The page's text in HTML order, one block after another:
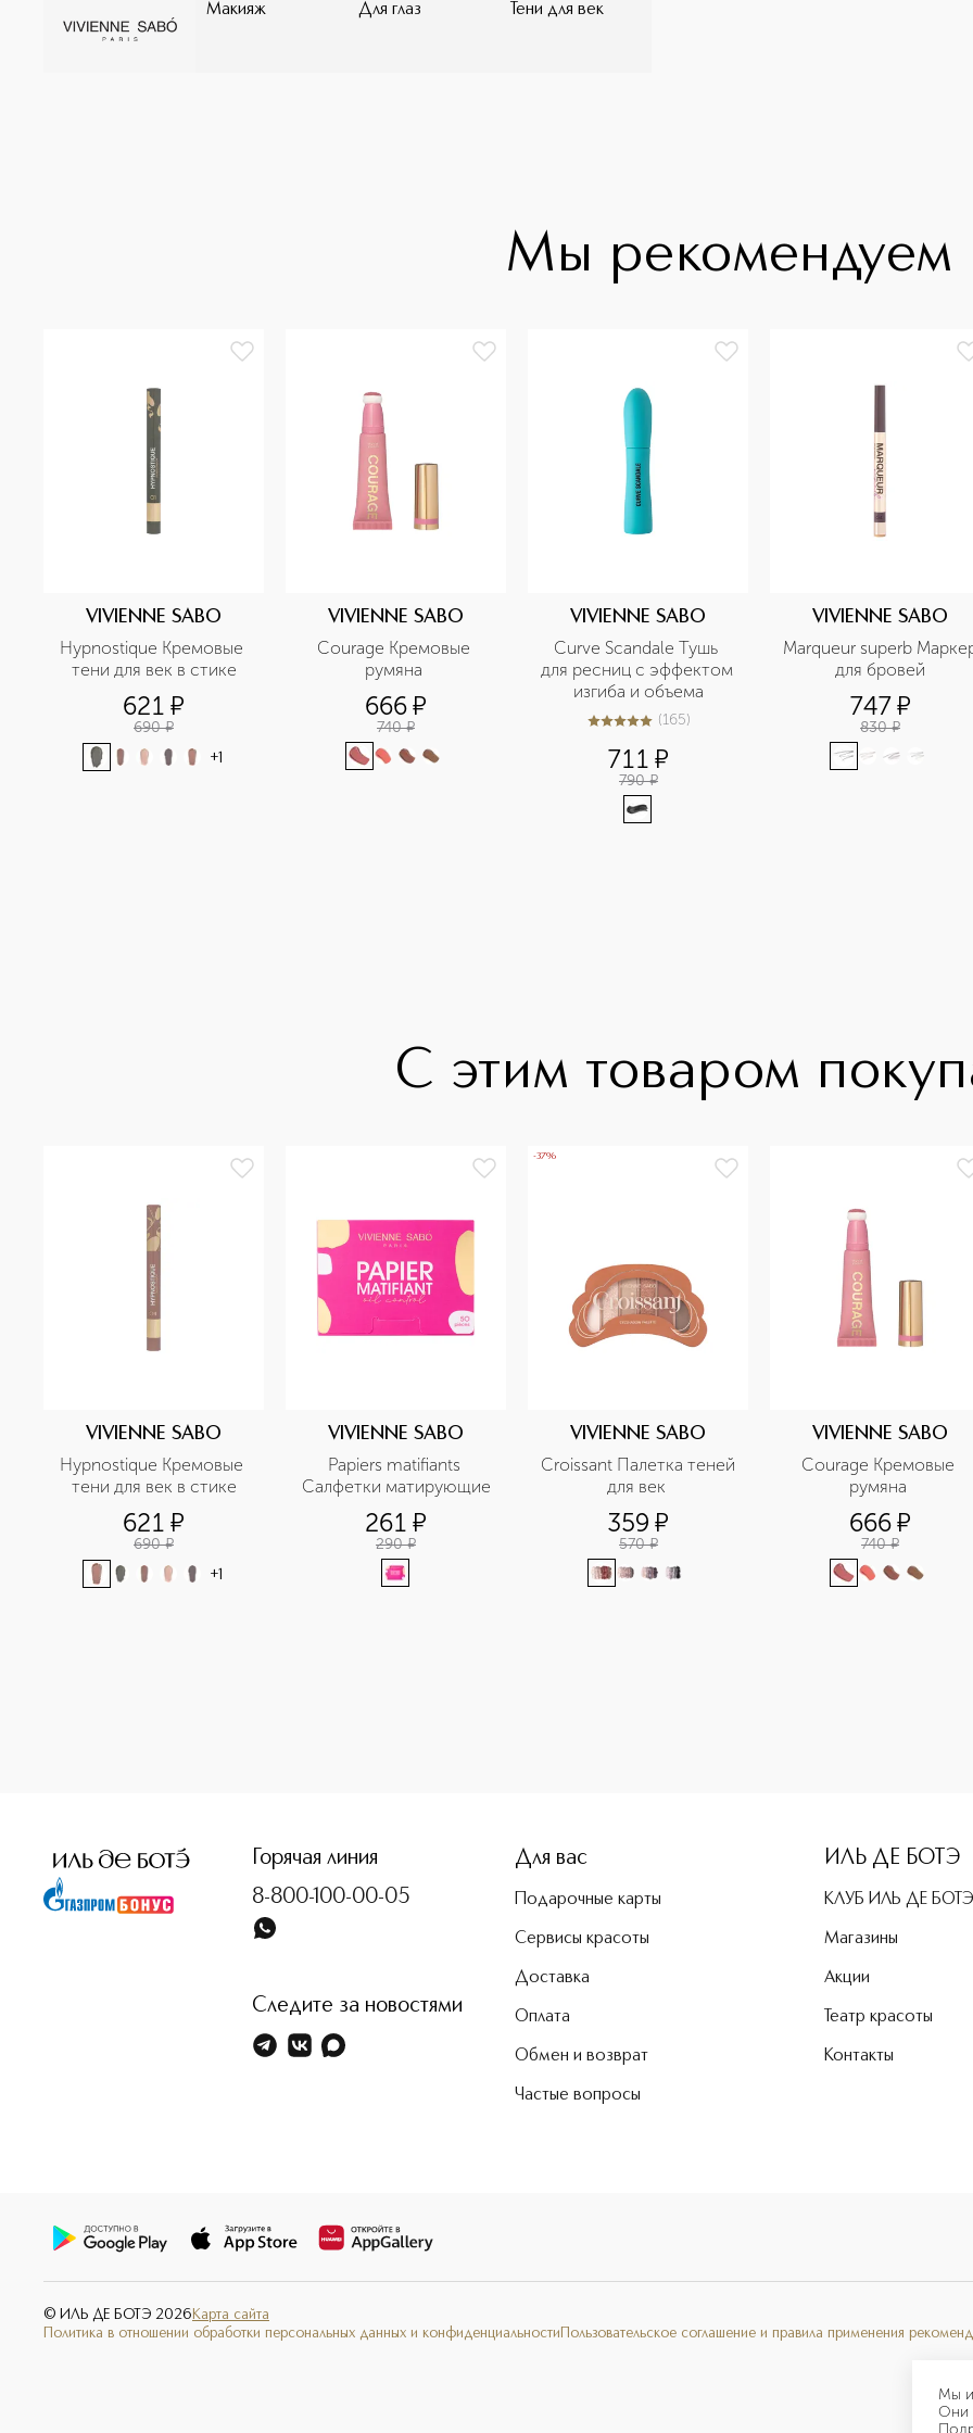
Мы
Они
Макияж Для глаз Тени для век
Мы рекомендуем
VIVIENNE SABO
Hypnostique Кремовые
тени для век в стике
621 ¤
690 ¤
+1
VIVIENNE SABO
Courage Кремовые
666¤
740 ¤
VIVIENNE SABO
Curve Scandale Тушь
для ресниц с эффектом
изгиба и объема
4.9из5165 (165)
711 ¤
790 ¤
VIVIENNE SABO
Marqueur superb
для бровей
747¤
830 ¤
С этим товаром
VIVIENNE SABO
Hypnostique Кремовые
тени для век в стике
621 ¤
690 ¤
+1
VIVIENNE SABO
Papiers matifiants
Салфетки матирующие
261 ¤
290 ¤
-37%
VIVIENNE SABO
Croissant Палетка теней
359 ¤
570 ¤
VIVIENNE SABO
Courage Кремовые
666¤
740 ¤
Горячая линия
8-800-100-00-05
Следите за новостями
Для вас
Подарочные карты
Сервисы красоты
Доставка
Оплата
Обмен и возврат
Частые вопросы
ИЛЬ ДЕ БОТЭ
КЛУБ ИЛЬ ДЕ БОТЭ
Магазины
Акции
Театр красоты
Контакты
© ИЛЬ ДЕ БОТЭ 2026 Карта сайта
Политика в отношении обработки персональных данных и конфиденциальности Пользовательское соглашение и правила применения